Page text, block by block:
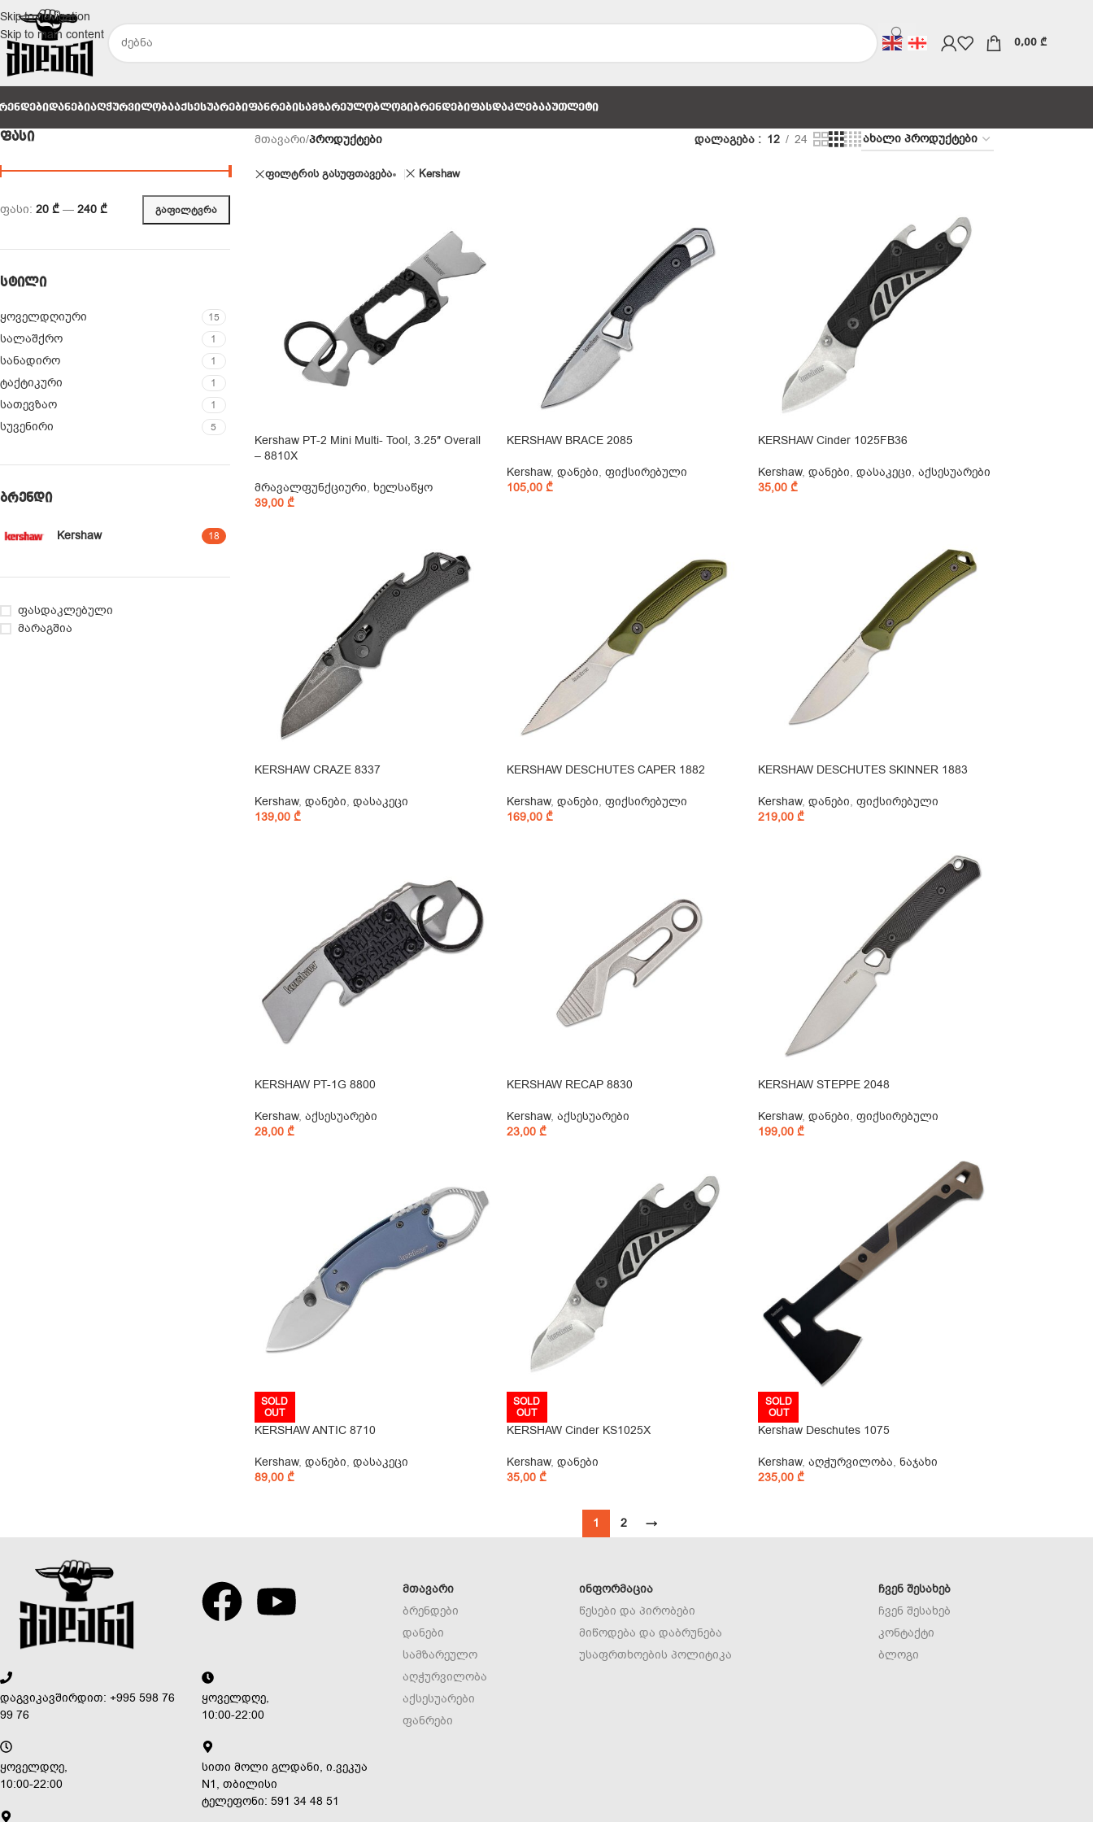
Skip to navigation
Skip to main content
0,00 ₾
ᲓᲐᲜᲔᲑᲘᲐᲦᲭᲣᲠᲕᲘᲚᲝᲑᲐᲐᲥᲡᲔᲡᲣᲐᲠᲔᲑᲘᲤᲐᲜᲠᲔᲑᲘᲡᲐᲛᲖᲐᲠᲔᲣᲚᲝᲑᲚᲝᲒᲘᲑᲠᲔᲜᲓᲔᲑᲘᲤᲐᲡᲓᲐᲙᲚᲔᲑᲐᲐᲣᲗᲚᲔᲢᲘ
ᲤᲐᲡᲘ
ᲒᲐᲤᲘᲚᲢᲕᲠᲐ
ფასი: 20 ₾ — 240 ₾
ᲡᲢᲘᲚᲘ
ყოველდღიური 15
სალაშქრო 1
სანადირო 1
ტაქტიკური 1
სათევზაო 1
სუვენირი 5
ᲑᲠᲔᲜᲓᲘ
Kershaw 18
ფასდაკლებული
მარაგშია
მთავარი/პროდუქტები დალაგება 12 24
ფილტრის გასუფთავება Kershaw
Kershaw PT-2 Mini Multi- Tool, 3.25″ Overall
– 8810X
მრავალფუნქციური, ხელსაწყო
39,00 ₾
KERSHAW BRACE 2085
Kershaw, დანები, ფიქსირებული
105,00 ₾
KERSHAW Cinder 1025FB36
Kershaw, დანები, დასაკეცი, აქსესუარები
35,00₾
KERSHAW CRAZE 8337
Kershaw, დანები, დასაკეცი
139,00 ₾
KERSHAW DESCHUTES CAPER 1882
Kershaw, დანები, ფიქსირებული
169,00 ₾
KERSHAW DESCHUTES SKINNER 1883
Kershaw, დანები, ფიქსირებული
219,00₾
KERSHAW PT-1G 8800
Kershaw, აქსესუარები
28,00 ₾
KERSHAW RECAP 8830
Kershaw, აქსესუარები
23,00 ₾
KERSHAW STEPPE 2048
Kershaw, დანები, ფიქსირებული
199,00₾
SOLD
OUT
KERSHAW ANTIC 8710
Kershaw, დანები, დასაკეცი
89,00 ₾
SOLD
OUT
KERSHAW Cinder KS1025X
Kershaw, დანები
35,00 ₾
SOLD
OUT
Kershaw Deschutes 1075
Kershaw, აღჭურვილობა, ნაჯახი
235,00₾
1 2 →
დაგვიკავშირდით: +995 598 76
99 76
ყოველდღე,
10:00-22:00
ყოველდღე,
10:00-22:00
სითი მოლი გლდანი, ი.ვეკუა
N1, თბილისი
ტელეფონი: 591 34 48 51
ᲛᲗᲐᲕᲐᲠᲘ
ბრენდები
დანები
სამზარეულო
აღჭურვილობა
აქსესუარები
ფანრები
ᲘᲜᲤᲝᲠᲛᲐᲪᲘᲐ
წესები და პირობები
მიწოდება და დაბრუნება
უსაფრთხოების პოლიტიკა
ᲩᲕᲔᲜ ᲨᲔᲡᲐᲮᲔᲑ
ჩვენ შესახებ
კონტაქტი
ბლოგი